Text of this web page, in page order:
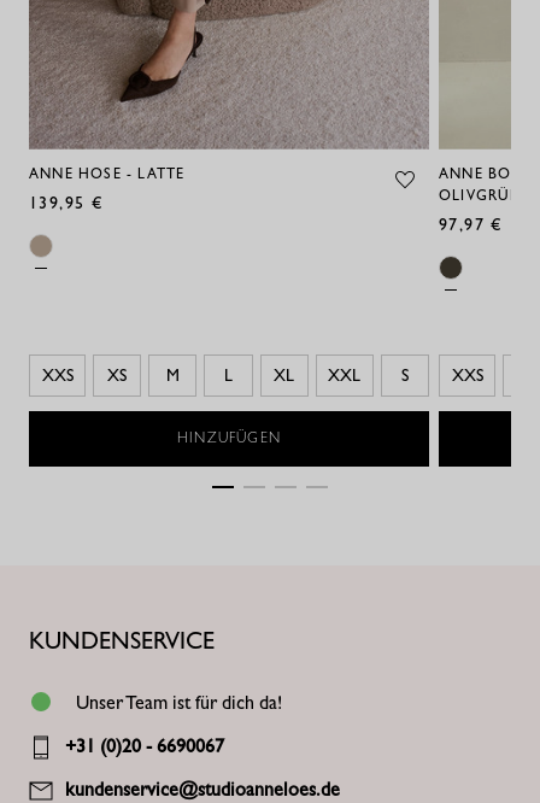
ANNE HOSE - LATTE
139,95 €
XXS XS M L XL XXL S
HINZUFÜGEN
ANNE
OLIVGRÜN -
97,97 €
XXS
KUNDENSERVICE
Unser Team ist für dich da!
+31 (0)20 - 6690067
kundenservice@studioanneloes.de